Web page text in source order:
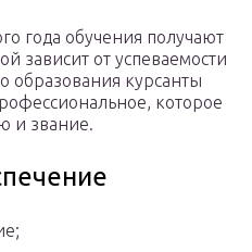
года обучения получают
зависит от успеваемости
образования курсанты
которое
и звание.